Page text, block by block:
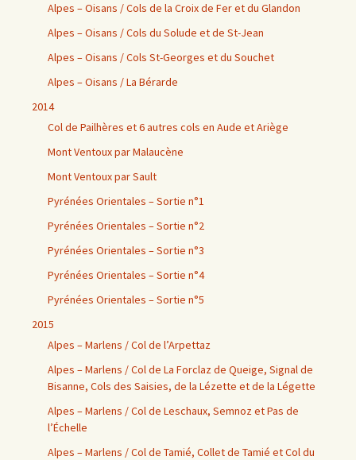
Alpes – Oisans / Cols de la Croix de Fer et du Glandon
Alpes – Oisans / Cols du Solude et de St-Jean
Alpes – Oisans / Cols St-Georges et du Souchet
Alpes – Oisans / La Bérarde
2014
Col de Pailhères et 6 autres cols en Aude et Ariège
Mont Ventoux par Malaucène
Mont Ventoux par Sault
Pyrénées Orientales – Sortie n°1
Pyrénées Orientales – Sortie n°2
Pyrénées Orientales – Sortie n°3
Pyrénées Orientales – Sortie n°4
Pyrénées Orientales – Sortie n°5
2015
Alpes – Marlens / Col de l’Arpettaz
Alpes – Marlens / Col de La Forclaz de Queige, Signal de
Bisanne, Cols des Saisies, de la Lézette et de la Légette
Alpes – Marlens / Col de Leschaux, Semnoz et Pas de
l’Échelle
Alpes – Marlens / Col de Tamié, Collet de Tamié et Col du